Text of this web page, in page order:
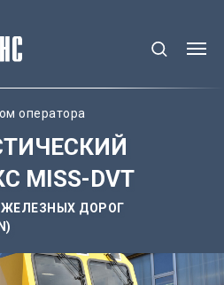
MISS-DVT
ДОРОГ
оператора